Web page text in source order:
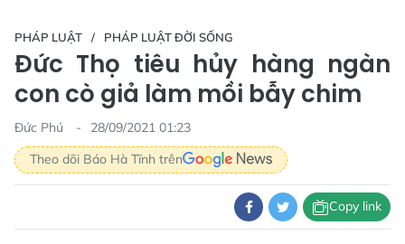
PHÁP LUẬT PHÁP LUẬT ĐỜI SỐNG
Đức Thọ tiêu hủy hàng ngàn
con cò giả làm mồi bẫy chim
Đức Phú
28/09/2021 01:23
Theo dõi Báo Hà Tĩnh trên
Copy link